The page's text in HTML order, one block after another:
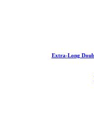
Extra-Long